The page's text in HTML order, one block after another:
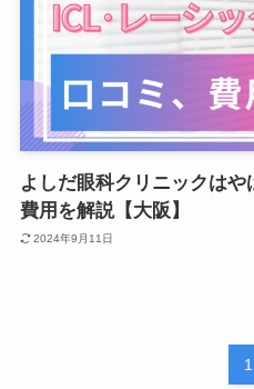
よしだ眼科クリニックはや
費用を解説【大阪】
2024年9月11日
1